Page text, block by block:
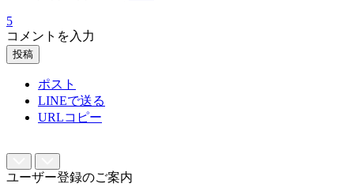
5
コメントを入力
投稿
ポスト
LINEで送る
URLコピー
ユーザー登録のご案内